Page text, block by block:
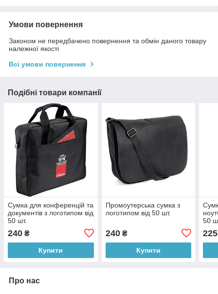
Умови повернення
Законом не передбачено повернення та обмін даного товару
належної якості
Всі умови повернення
Подібні товари компанії
Сумка для конференцій та
документів з логотипом від
50 шт.
240 ₴
Купити
Промоутерська сумка з
логотипом від 50 шт.
240₴
Купити
50
225
Про нас